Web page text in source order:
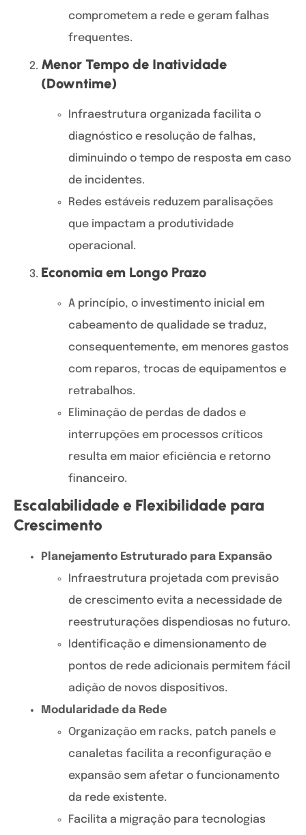
comprometem a rede e geram falhas
frequentes.
Menor Tempo de Inatividade
(Downtime)
Infraestrutura organizada facilita o
diagnóstico e resolução de falhas,
diminuindo o tempo de resposta em caso
de incidentes.
Redes estáveis reduzem paralisações
que impactam a produtividade
operacional.
Economia em Longo Prazo
A princípio, o investimento inicial em
cabeamento de qualidade se traduz,
consequentemente, em menores gastos
com reparos, trocas de equipamentos e
retrabalhos.
Eliminação de perdas de dados e
interrupções em processos críticos
resulta em maior eficiência e retorno
financeiro.
Escalabilidade e Flexibilidade para
Crescimento
Planejamento Estruturado para Expansão
Infraestrutura projetada com previsão
de crescimento evita a necessidade de
reestruturações dispendiosas no futuro.
Identificação e dimensionamento de
pontos de rede adicionais permitem fácil
adição de novos dispositivos.
Modularidade da Rede
Organização em racks, patch panels e
canaletas facilita a reconfiguração e
expansão sem afetar o funcionamento
da rede existente.
Facilita a migração para tecnologias